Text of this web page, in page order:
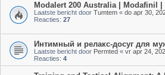
Modalert 200 Australia | Modafinil |
Laatste bericht door Tumtem « do apr 30,
Reacties: 27
Интимный и релакс-досуг для
Laatste bericht door Permted « vr apr 24,
Reacties: 4